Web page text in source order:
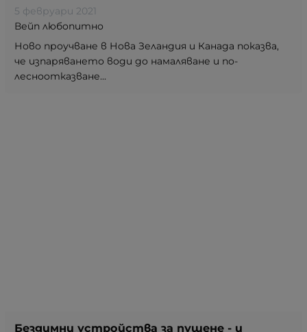
5 февруари 2021
Вейп любопитно
Ново проучване в Нова Зеландия и Канада показва,
че изпаряването води до намаляване и по-
лесноотказване...
Бездимни устройства за пушене - и